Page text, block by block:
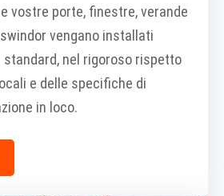
vostre porte, finestre, verande
vengano installati
standard, nel rigoroso rispetto
e delle specifiche di
in loco.